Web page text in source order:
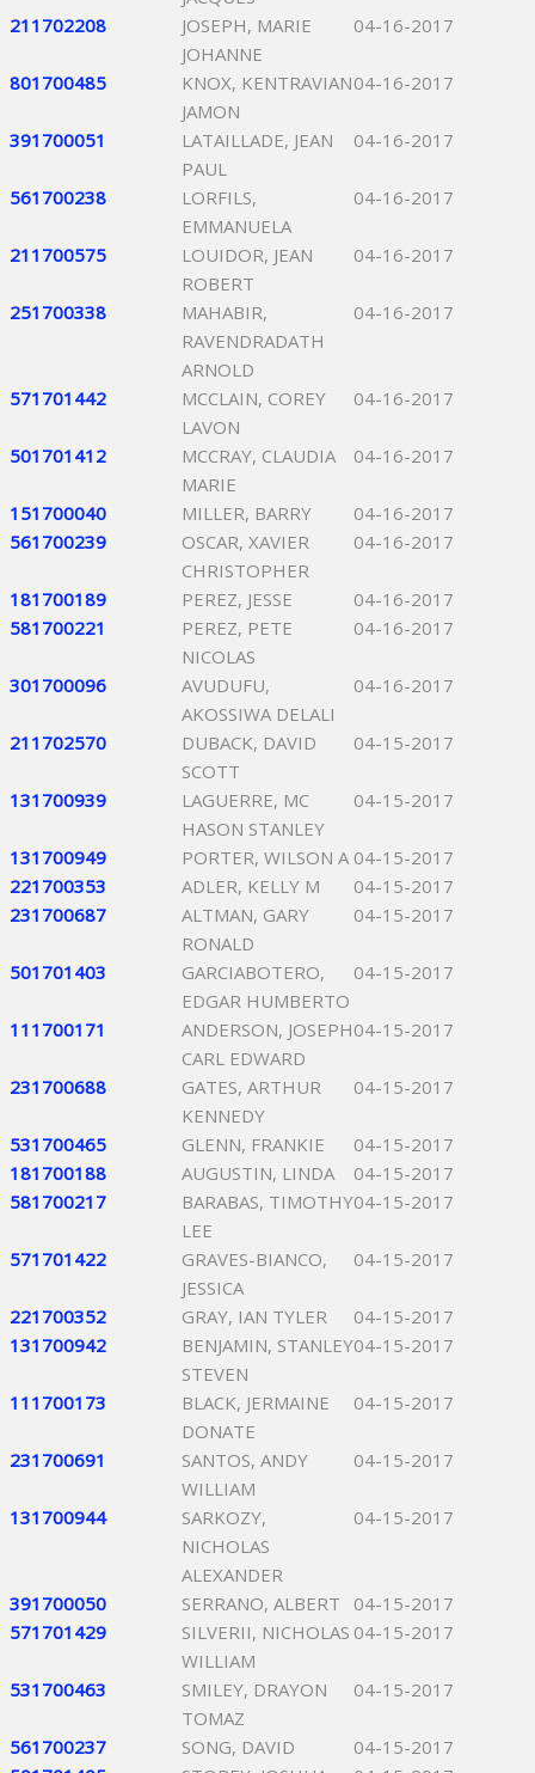
211702208
JOSEPH, MARIE
JOHANNE
04-16-2017
801700485
KNOX, KENTRAVIAN
JAMON
04-16-2017
391700051
LATAILLADE, JEAN
PAUL
04-16-2017
561700238
LORFILS,
EMMANUELA
04-16-2017
211700575
LOUIDOR, JEAN
ROBERT
04-16-2017
251700338
MAHABIR,
RAVENDRADATH
ARNOLD
04-16-2017
571701442
MCCLAIN, COREY
LAVON
04-16-2017
501701412
MCCRAY, CLAUDIA
MARIE
04-16-2017
151700040 MILLER, BARRY
04-16-2017
561700239
OSCAR, XAVIER
CHRISTOPHER
04-16-2017
181700189 PEREZ, JESSE
04-16-2017
581700221
PEREZ, PETE
NICOLAS
04-16-2017
301700096
AVUDUFU,
AKOSSIWA DELALI
04-16-2017
211702570
DUBACK, DAVID
SCOTT
04-15-2017
131700939
LAGUERRE, MC
HASON STANLEY
04-15-2017
131700949 PORTER, WILSON A 04-15-2017
221700353
ADLER, KELLY M
04-15-2017
231700687
ALTMAN, GARY
RONALD
04-15-2017
501701403
GARCIABOTERO,
EDGAR HUMBERTO
04-15-2017
111700171
ANDERSON, JOSEPH
CARL EDWARD
04-15-2017
231700688
GATES, ARTHUR
KENNEDY
04-15-2017
531700465 GLENN, FRANKIE
04-15-2017
181700188
AUGUSTIN, LINDA
04-15-2017
581700217
BARABAS, TIMOTHY
LEE
04-15-2017
571701422
GRAVES-BIANCO,
JESSICA
04-15-2017
221700352 GRAY, IAN TYLER
04-15-2017
131700942
BENJAMIN, STANLEY
STEVEN
04-15-2017
111700173
BLACK, JERMAINE
DONATE
04-15-2017
231700691
SANTOS, ANDY
WILLIAM
04-15-2017
131700944
SARKOZY,
NICHOLAS
ALEXANDER
04-15-2017
391700050 SERRANO, ALBERT
04-15-2017
571701429
SILVERII, NICHOLAS
WILLIAM
04-15-2017
531700463
SMILEY, DRAYON
TOMAZ
04-15-2017
561700237 SONG, DAVID
04-15-2017